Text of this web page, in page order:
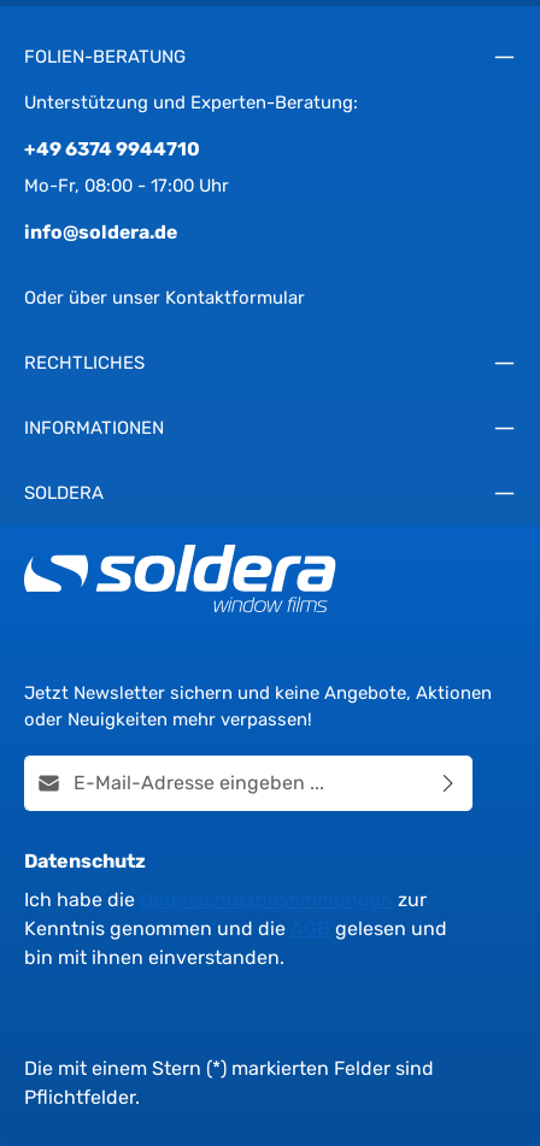
FOLIEN-BERATUNG
Unterstützung und Experten-Beratung:
+49 6374 9944710
Mo-Fr, 08:00 - 17:00 Uhr
info@soldera.de
Oder über unser Kontaktformular
RECHTLICHES
INFORMATIONEN
SOLDERA
Jetzt Newsletter sichern und keine Angebote, Aktionen
oder Neuigkeiten mehr verpassen!
E-Mail-Adresse*
Datenschutz
Ich habe die
zur
Kenntnis genommen und die
gelesen und
bin mit ihnen einverstanden.
Die mit einem Stern (*) markierten Felder sind
Pflichtfelder.